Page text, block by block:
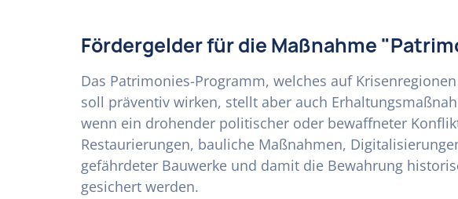
Fördergelder für die Maßnahme
Das Patrimonies-Programm, welches auf
soll präventiv wirken, stellt aber auch
wenn ein drohender politischer oder bewaffneter
Restaurierungen, bauliche Maßnahmen,
gefährdeter Bauwerke und damit die Bewahrung
gesichert werden.